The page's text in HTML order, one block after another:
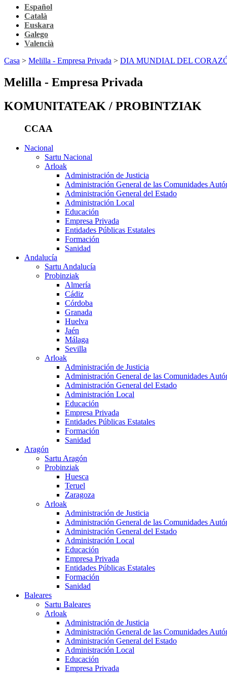
Español
Català
Euskara
Galego
Valencià
Casa > Melilla - Empresa Privada > DIA MUNDIAL DEL
Melilla - Empresa Privada
KOMUNITATEAK / PROBINTZIAK
CCAA
Nacional
Sartu Nacional
Arloak
Administración de Justicia
Administración General de las Comunidades
Administración General del Estado
Administración Local
Educación
Empresa Privada
Entidades Públicas Estatales
Formación
Sanidad
Andalucía
Sartu Andalucía
Probinziak
Almería
Cádiz
Córdoba
Granada
Huelva
Jaén
Málaga
Sevilla
Arloak
Administración de Justicia
Administración General de las Comunidades
Administración General del Estado
Administración Local
Educación
Empresa Privada
Entidades Públicas Estatales
Formación
Sanidad
Aragón
Sartu Aragón
Probinziak
Huesca
Teruel
Zaragoza
Arloak
Administración de Justicia
Administración General de las Comunidades
Administración General del Estado
Administración Local
Educación
Empresa Privada
Entidades Públicas Estatales
Formación
Sanidad
Baleares
Sartu Baleares
Arloak
Administración de Justicia
Administración General de las Comunidades
Administración General del Estado
Administración Local
Educación
Empresa Privada